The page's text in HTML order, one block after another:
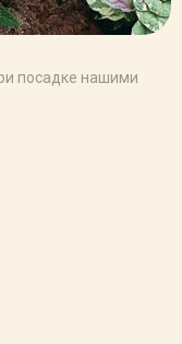
посадке нашими